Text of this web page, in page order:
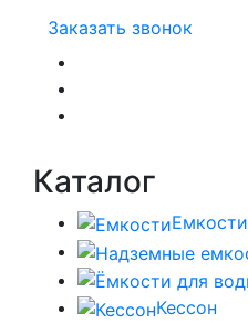
Заказать звонок
Каталог
Емкости
Кессон